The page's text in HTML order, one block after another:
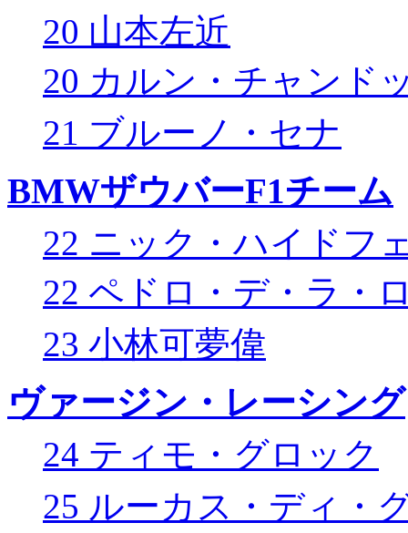
20 山本左近
20 カルン・チャンド
21 ブルーノ・セナ
BMWザウバーF1チーム
22 ニック・ハイドフ
22 ペドロ・デ・ラ・
23 小林可夢偉
ヴァージン・レーシング
24 ティモ・グロック
25 ルーカス・ディ・